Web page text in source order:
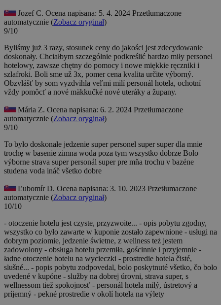
Jozef C. Ocena napisana: 5. 4. 2024 Przetłumaczone
automatycznie (Zobacz oryginał)
9/10
Byliśmy już 3 razy, stosunek ceny do jakości jest zdecydowanie
doskonały. Chciałbym szczególnie podkreślić bardzo miły personel
hotelowy, zawsze chętny do pomocy i nowe miękkie ręczniki i
szlafroki. Boli sme už 3x, pomer cena kvalita určite výborný.
Obzvlášť by som vyzdvihla veľmi milí personál hotela, ochotní
vždy pomôcť a nové mäkkučké nové uteráky a župany.
Mária Z. Ocena napisana: 6. 2. 2024 Przetłumaczone
automatycznie (Zobacz oryginał)
9/10
To było doskonałe jedzenie super personel super super dla mnie
trochę w basenie zimna woda poza tym wszystko dobrze Bolo
výborne strava super personál super pre mňa trochu v bazéne
studena voda ináč všetko dobre
Ľubomír D. Ocena napisana: 3. 10. 2023 Przetłumaczone
automatycznie (Zobacz oryginał)
10/10
- otoczenie hotelu jest czyste, przyzwoite... - opis pobytu zgodny,
wszystko co było zawarte w kuponie zostało zapewnione - usługi na
dobrym poziomie, jedzenie świetne, z wellness też jestem
zadowolony - obsługa hotelu przemiła, gościnnie i przyjemnie -
ładne otoczenie hotelu na wycieczki - prostredie hotela čisté,
slušné... - popis pobytu zodpovedal, bolo poskytnuté všetko, čo bolo
uvedené v kupóne - služby na dobrej úrovni, strava super, s
wellnessom tiež spokojnosť - personál hotela milý, ústretový a
príjemný - pekné prostredie v okolí hotela na výlety